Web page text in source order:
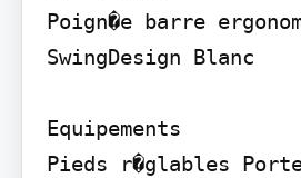
Poign�e barre
SwingDesign Blanc
Equipements
Pieds r�glables